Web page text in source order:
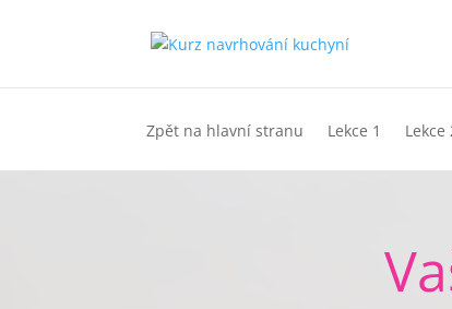
Zpět na hlavní stranu Lekce 1 Lekce